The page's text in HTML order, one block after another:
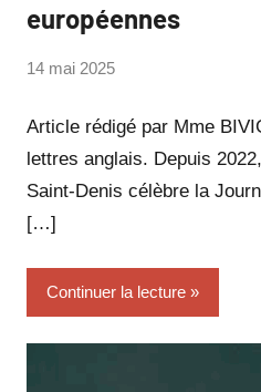
européennes
par
SUCH
14 mai 2025
Article rédigé par Mme
lettres anglais. Depuis
Saint-Denis célèbre la
[…]
Continuer la lecture